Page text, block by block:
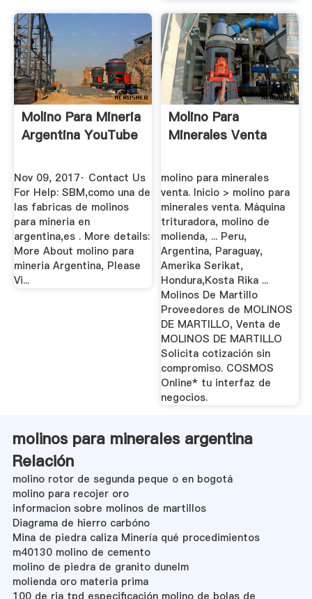
Molino Para Mineria
Argentina YouTube
Nov 09, 2017· Contact Us
For Help: SBM,como una de
las fabricas de molinos
para mineria en
argentina,es . More details:
More About molino para
mineria Argentina, Please
Vi...
Molino Para
Minerales Venta
molino para minerales
venta. Inicio > molino para
minerales venta. Máquina
trituradora, molino de
molienda, ... Peru,
Argentina, Paraguay,
Amerika Serikat,
Hondura,Kosta Rika ...
Molinos De Martillo
Proveedores de MOLINOS
DE MARTILLO, Venta de
MOLINOS DE MARTILLO
Solicita cotización sin
compromiso. COSMOS
Online* tu interfaz de
negocios.
molinos para minerales argentina
Relación
molino rotor de segunda peque o en bogotá
molino para recojer oro
informacion sobre molinos de martillos
Diagrama de hierro carbóno
Mina de piedra caliza Minería qué procedimientos
m40130 molino de cemento
molino de piedra de granito dunelm
molienda oro materia prima
100 de ria tpd especificación molino de bolas de